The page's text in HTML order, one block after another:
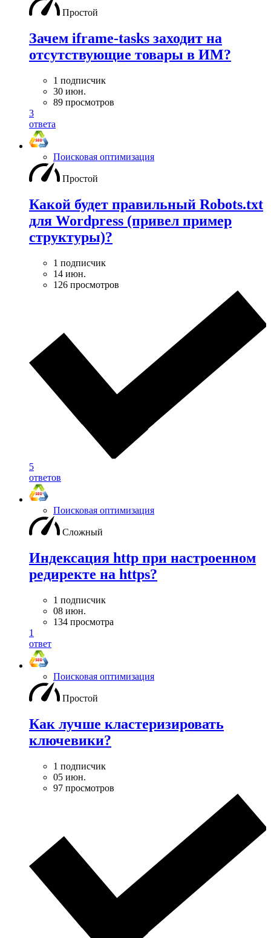
Простой
Зачем iframe-tasks заходит на
отсутствующие товары в ИМ?
1 подписчик
30 июн.
89 просмотров
3
ответа
Поисковая оптимизация
Простой
Какой будет правильный Robots.txt
для Wordpress (привел пример
структуры)?
1 подписчик
14 июн.
126 просмотров
5
ответов
Поисковая оптимизация
Сложный
Индексация http при настроенном
редиректе на https?
1 подписчик
08 июн.
134 просмотра
1
ответ
Поисковая оптимизация
Простой
Как лучше кластеризировать
ключевики?
1 подписчик
05 июн.
97 просмотров